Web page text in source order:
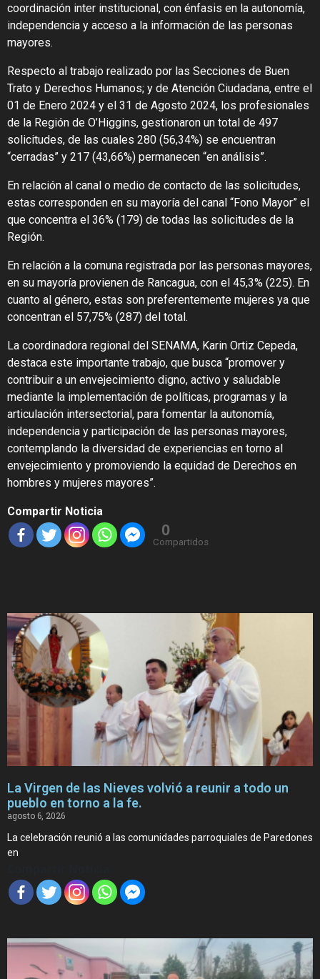
coordinación inter institucional, con énfasis en la autonomía,
independencia y acceso a la información de las personas
mayores.
Respecto al trabajo realizado por las Secciones de Buen
Trato y Derechos Humanos; y de Atención Ciudadana, entre el
01 de Enero 2024 y el 31 de Agosto 2024, los profesionales
de la Región de O’Higgins, gestionaron un total de 497
solicitudes, de las cuales 280 (56,34%) se encuentran
“cerradas” y 217 (43,66%) permanecen “en análisis”.
En relación al canal o medio de contacto de las solicitudes,
estas corresponden en su mayoría del canal “Fono Mayor” el
que concentra el 36% (179) de todas las solicitudes de la
Región.
En relación a la comuna registrada por las personas mayores,
en su mayoría provienen de Rancagua, con el 45,3% (225). En
cuanto al género, estas son preferentemente mujeres ya que
concentran el 57,75% (287) del total.
La coordinadora regional del SENAMA, Karin Ortiz Cepeda,
destaca este importante trabajo, que busca “promover y
contribuir a un envejecimiento digno, activo y saludable
mediante la implementación de políticas, programas y la
articulación intersectorial, para fomentar la autonomía,
independencia y participación de las personas mayores,
contemplando la diversidad de experiencias en torno al
envejecimiento y promoviendo la equidad de Derechos en
hombres y mujeres mayores”.
Compartir Noticia
0
Compartidos
La Virgen de las Nieves volvió a reunir a todo un
pueblo en torno a la fe.
agosto 6, 2026
La celebración reunió a las comunidades parroquiales de Paredones
en